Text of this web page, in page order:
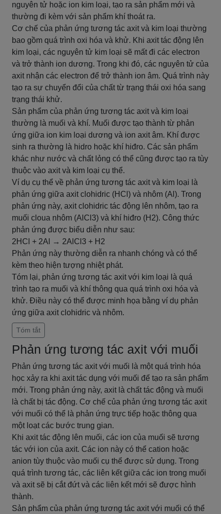
nguyên tử hoặc ion kim loại, tạo ra sản phẩm mới và
thường đi kèm với sản phẩm khí thoát ra.
Cơ chế của phản ứng tương tác axit và kim loại thường
bao gồm quá trình oxi hóa và khử. Khi axit tác động lên
kim loại, các nguyên tử kim loại sẽ mất đi các electron
và trở thành ion dương. Trong khi đó, các nguyên tử của
axit nhận các electron để trở thành ion âm. Quá trình này
tạo ra sự chuyển đổi của chất từ trạng thái oxi hóa sang
trạng thái khử.
Sản phẩm của phản ứng tương tác axit và kim loại
thường là muối và khí. Muối được tạo thành từ phản
ứng giữa ion kim loại dương và ion axit âm. Khí được
sinh ra thường là hidro hoặc khí hiđro. Các sản phẩm
khác như nước và chất lỏng có thể cũng được tạo ra tùy
thuộc vào axit và kim loại cụ thể.
Ví dụ cụ thể về phản ứng tương tác axit và kim loại là
phản ứng giữa axit clohidric (HCl) và nhôm (Al). Trong
phản ứng này, axit clohidric tác động lên nhôm, tạo ra
muối cloua nhôm (AlCl3) và khí hiđro (H2). Công thức
phản ứng được biểu diễn như sau:
2HCl + 2Al → 2AlCl3 + H2
Phản ứng này thường diễn ra nhanh chóng và có thể
kèm theo hiện tượng nhiệt phát.
Tóm lại, phản ứng tương tác axit với kim loại là quá
trình tạo ra muối và khí thông qua quá trình oxi hóa và
khử. Điều này có thể được minh họa bằng ví dụ phản
ứng giữa axit clohidric và nhôm.
Tóm tắt
Phản ứng tương tác axit với muối
Phản ứng tương tác axit với muối là một quá trình hóa
học xảy ra khi axit tác dụng với muối để tạo ra sản phẩm
mới. Trong phản ứng này, axit là chất tác động và muối
là chất bị tác động. Cơ chế của phản ứng tương tác axit
với muối có thể là phản ứng trực tiếp hoặc thông qua
một loạt các bước trung gian.
Khi axit tác động lên muối, các ion của muối sẽ tương
tác với ion của axit. Các ion này có thể cation hoặc
anion tùy thuộc vào muối cụ thể được sử dụng. Trong
quá trình tương tác, các liên kết giữa các ion trong muối
và axit sẽ bị cắt đứt và các liên kết mới sẽ được hình
thành.
Sản phẩm của phản ứng tương tác axit với muối có thể